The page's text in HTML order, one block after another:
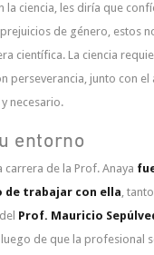
ciencia, les diría que
de género, estos
científica. La ciencia
perseverancia, junto con
necesario.
entorno
de la Prof. Anaya
de trabajar con ella,
Prof. Mauricio
de que la profesional